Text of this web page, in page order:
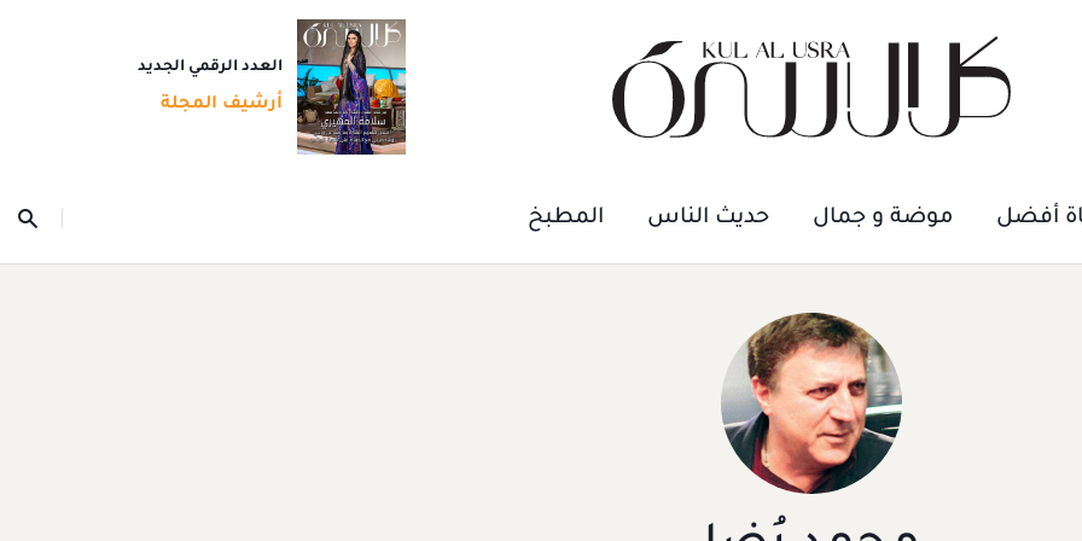
العدد الرقمي الجديد
أرشيف المجلة
أفضل موضة و جمال حديث الناس المطبخ